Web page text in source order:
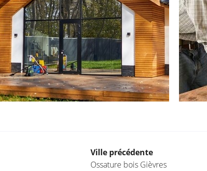
Ville précédente
Ossature bois Gièvres